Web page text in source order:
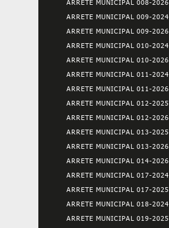
ARRETE MUNICIPAL 008-2026
ARRETE MUNICIPAL 009-2024
ARRETE MUNICIPAL 009-2026
ARRETE MUNICIPAL 010-2024
ARRETE MUNICIPAL 010-2026
ARRETE MUNICIPAL 011-2024
ARRETE MUNICIPAL 011-2026
ARRETE MUNICIPAL 012-2025
ARRETE MUNICIPAL 012-2026
ARRETE MUNICIPAL 013-2025
ARRETE MUNICIPAL 013-2026
ARRETE MUNICIPAL 014-2026
ARRETE MUNICIPAL 017-2024
ARRETE MUNICIPAL 017-2025
ARRETE MUNICIPAL 018-2024
ARRETE MUNICIPAL 019-2025